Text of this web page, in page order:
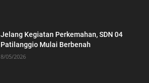
Jelang Kegiatan Perkemahan, SDN 04
Patilanggio Mulai Berbenah
8/05/2026